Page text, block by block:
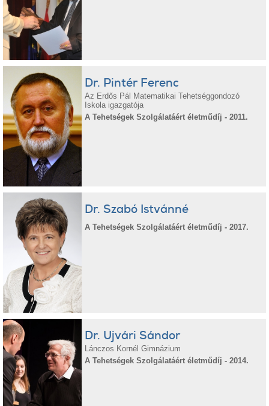
Dr. Pintér Ferenc
Az Erdős Pál Matematikai Tehetséggondozó
Iskola igazgatója
A Tehetségek Szolgálatáért életműdíj - 2011.
Dr. Szabó Istvánné
A Tehetségek Szolgálatáért életműdíj - 2017.
Dr. Ujvári Sándor
Lánczos Kornél Gimnázium
A Tehetségek Szolgálatáért életműdíj - 2014.